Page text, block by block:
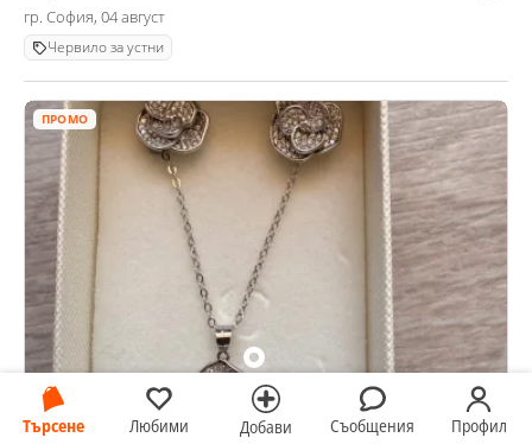
Търсене Любими Добави Съобщения Профил
гр. София, 04 август
Червило за устни
ПРОМО
Нов сребърен комплект